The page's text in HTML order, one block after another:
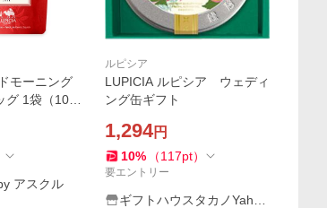
モーニング
1袋（10バ
アスクル
ルピシア
LUPICIA ルピシア ウェディ
ング缶ギフト
1,294円
10% （117pt）
要エントリー
ギフトハウスタカノYaho